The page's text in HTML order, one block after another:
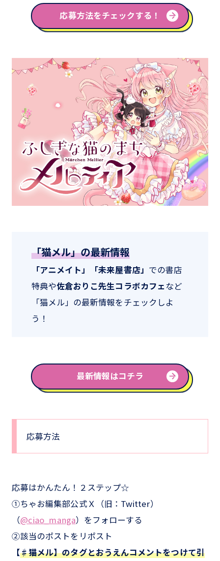
応募方法をチェックする！
「猫メル」の最新情報
「アニメイト」「未来屋書店」 での書店
特典や佐倉おりこ先生コラボカフェ など
「猫メル」の最新情報をチェックしよ
う！
最新情報はコチラ
応募方法
応募はかんたん！２ステップ☆
①ちゃお編集部公式Ｘ（旧：Twitter）
（@ciao_manga）をフォローする
②該当のポストをリポスト
【♯猫メル】のタグとおうえんコメントをつけて引